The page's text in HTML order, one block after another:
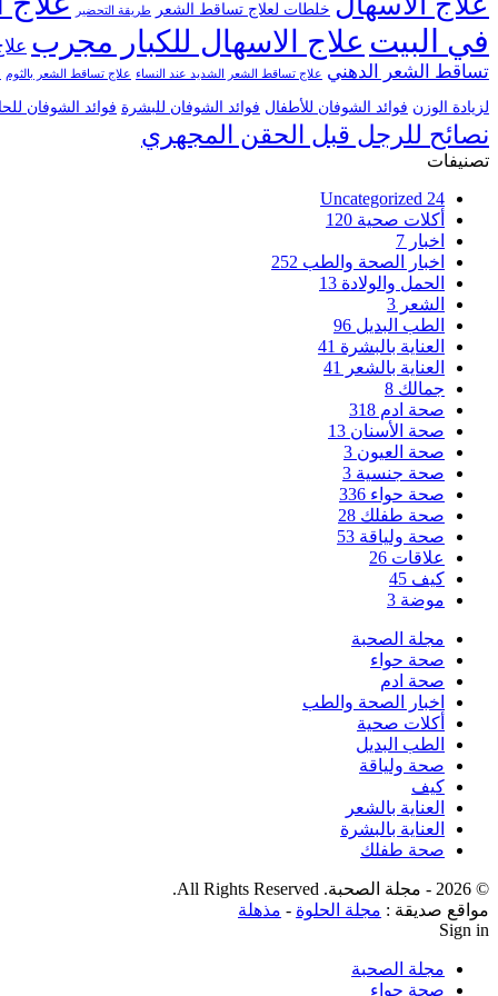
خلطات لعلاج تساقط الشعر طريقة التحضير
في البيت علاج الاسهال للكبار مجرب
تساقط الشعر الدهني علاج تساقط الشعر الشديد عند النساء علاج تساقط الشعر بالثوم
لزيادة الوزن فوائد الشوفان للأطفال فوائد الشوفان للبشرة فوائد الشوفان
نصائح للرجل قبل الحقن المجهري
تصنيفات
Uncategorized 24
أكلات صحية 120
اخبار 7
اخبار الصحة والطب 252
الحمل والولادة 13
الشعر 3
الطب البديل 96
العناية بالبشرة 41
العناية بالشعر
41
جمالك 8
صحة ادم 318
صحة الأسنان 13
صحة العيون 3
صحة جنسية 3
صحة حواء 336
صحة طفلك 28
صحة ولياقة 53
علاقات 26
كيف 45
موضة 3
مجلة الصحبة
صحة حواء
صحة ادم
اخبار الصحة والطب
أكلات صحية
الطب البديل
صحة ولياقة
كيف
العناية بالشعر
العناية بالبشرة
صحة طفلك
© 2026 - مجلة الصحبة. All Rights Reserved.
مواقع صديقة : مجلة الحلوة - مذهلة
Sign in
مجلة الصحبة
صحة حواء